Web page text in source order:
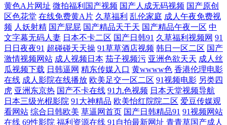
青青草 亚州综合15P 亚洲a级在线 三级片网页 欧美肏屄精品区别 黄色日逼
视频 国产福利久久 超碰97人人调教 91青娱乐网站 91ri精品 天天干高清 三
级论理另类 欧美AA大片 国产韩国精品一 大香蕉久久成网 97色色网址 91
视频福利导航 亚洲啪在线 五月天伊人大香蕉 日本三极黄色影院 蜜芽精品
在线视频 国产干逼视频 国产ts系列在线 www俺去色色 老湿机福利院 美女
黄色A片网址 微拍福利国产视频 国产人成无码视频 国产原创
区色花堂 在线免费黄A片 久草福利 乱伦家庭 成人午夜免费视
频 人妖射精 国产屁屁 国产精品天干天 国产精品午夜一区 中
文字幕无码人妻 日本不卡二区 国产日韩91 久草福利视频网 91
日日夜夜91 超碰碰天天操 91草草酒店视频 韩日一区二区 国产
激情视频网站 成人视频日本 茄子视频污 亚洲色欲天天 成人丝
瓜视频下载 日韩逼网 精东传媒入口 黄wwww色 香港伦理电影
在线 成人影院在线播放 欧美足交一区二区 91视频电影 另类四
虎 亚洲东京热 国产不卡在线 91九色视频 日本天堂视频导航
日本三级光棍影院 91大神精品 欧美怡红院院二区 爱豆传媒观
看网站 综合日韩欧美 草逼网首页 国产日韩精品91 91视频网站
在线 69性影院 福利资源在线 91自拍最新网址 青青草国产成人